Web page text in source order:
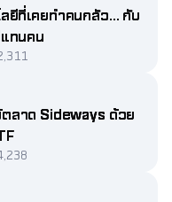
ยีที่เคยทำคนกลัว... กับ
ทนคน
ลาด Sideways ด้วย